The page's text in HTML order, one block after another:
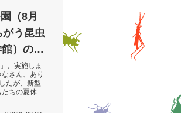
（8月
う昆虫
）の見
、実施しま
さん、あり
たが、新型
ちの夏休み